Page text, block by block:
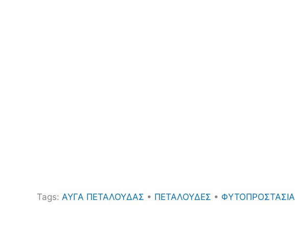
Tags: ΑΥΓΑ ΠΕΤΑΛΟΥΔΑΣ • ΠΕΤΑΛΟΥΔΕΣ • ΦΥΤΟΠΡΟΣΤΑΣΙΑ